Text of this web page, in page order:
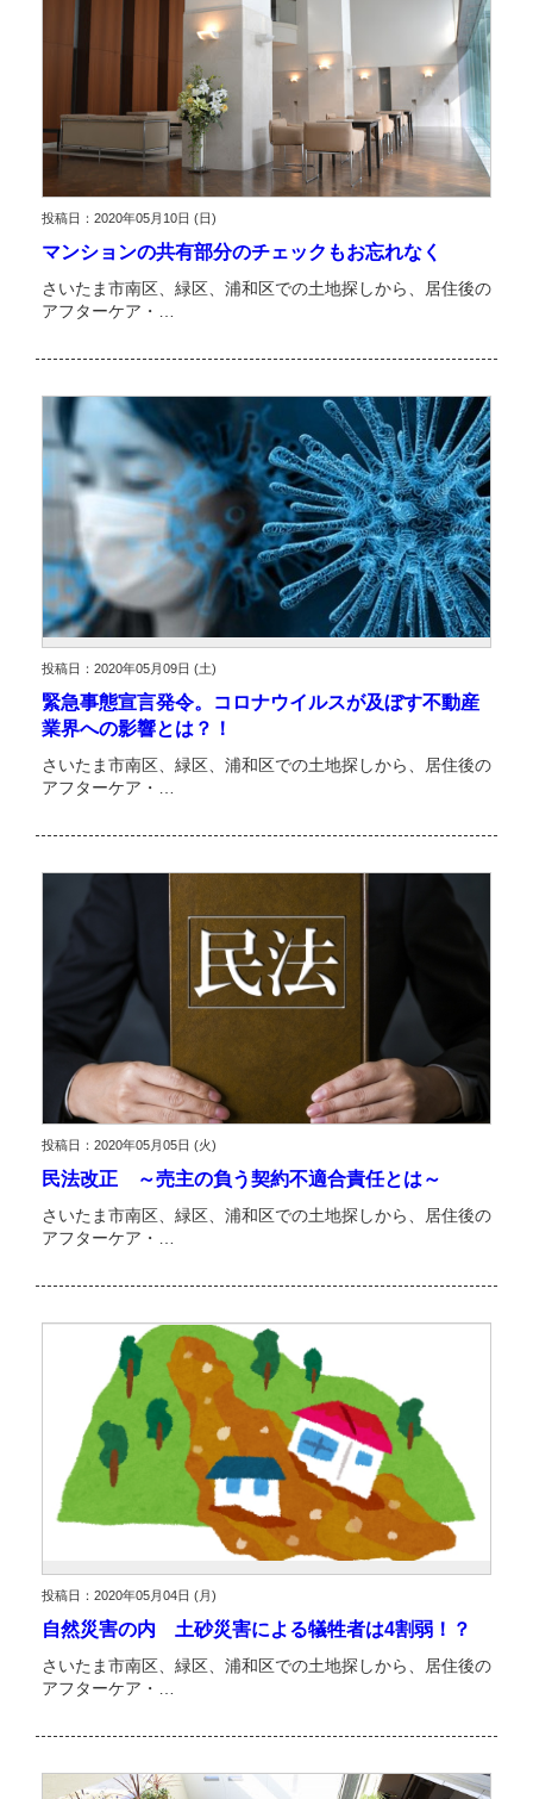
投稿日：2020年05月10日 (日)
マンションの共有部分のチェックもお忘れなく
さいたま市南区、緑区、浦和区での土地探しから、居住後の
アフターケア・…
投稿日：2020年05月09日 (土)
緊急事態宣言発令。コロナウイルスが及ぼす不動産
業界への影響とは？！
さいたま市南区、緑区、浦和区での土地探しから、居住後の
アフターケア・…
投稿日：2020年05月05日 (火)
民法改正 ～売主の負う契約不適合責任とは～
さいたま市南区、緑区、浦和区での土地探しから、居住後の
アフターケア・…
投稿日：2020年05月04日 (月)
自然災害の内 土砂災害による犠牲者は4割弱！？
さいたま市南区、緑区、浦和区での土地探しから、居住後の
アフターケア・…